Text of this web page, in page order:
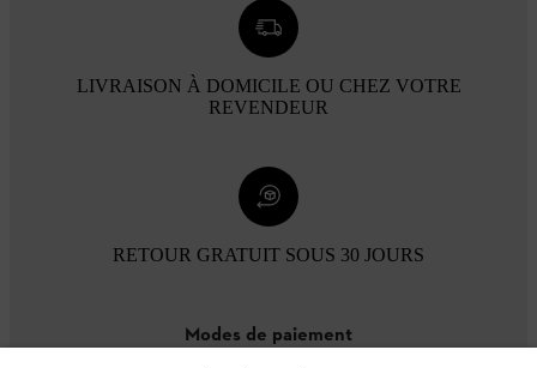
LIVRAISON À DOMICILE OU CHEZ VOTRE
REVENDEUR
RETOUR GRATUIT SOUS 30 JOURS
Modes de paiement